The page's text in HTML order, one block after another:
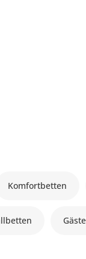
Komfortbetten